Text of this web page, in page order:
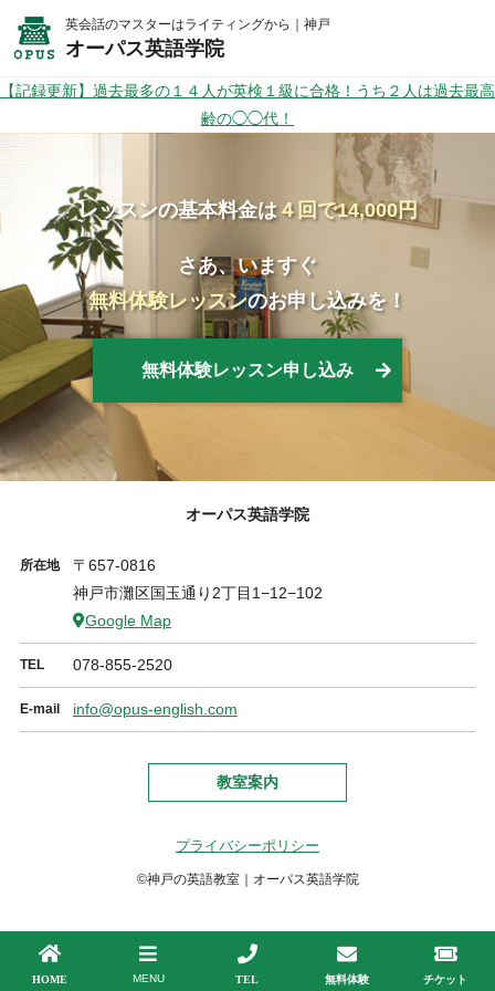
英会話のマスターはライティングから｜神戸
オーパス英語学院
【記録更新】過去最多の１４人が英検１級に合格！うち２人は過去最高
齢の◯◯代！
レッスンの基本料金は４回で14,000円
さあ、いますぐ
無料体験レッスンのお申し込みを！
無料体験レッスン申し込み
オーパス英語学院
所在地
〒657-0816
神戸市灘区国玉通り2丁目1−12−102
Google Map
TEL 078-855-2520
E-mail info@opus-english.com
教室案内
プライバシーポリシー
©神戸の英語教室｜オーパス英語学院